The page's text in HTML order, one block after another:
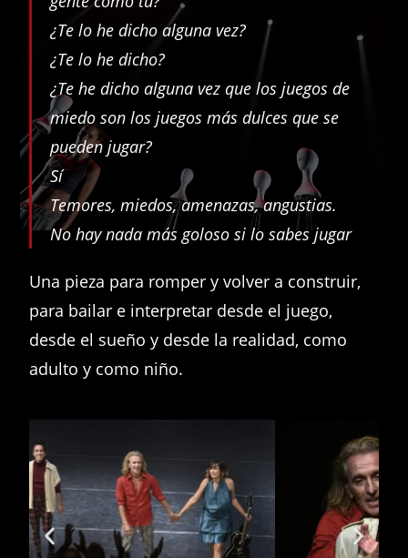
¿Te lo he dicho alguna vez?
¿Te lo he dicho?
¿Te he dicho alguna vez que los juegos de
miedo son los juegos más dulces que se
pueden jugar?
Sí
Temores, miedos, amenazas, angustias.
No hay nada más goloso si lo sabes jugar
Una pieza para romper y volver a construir,
para bailar e interpretar desde el juego,
desde el sueño y desde la realidad, como
adulto y como niño.